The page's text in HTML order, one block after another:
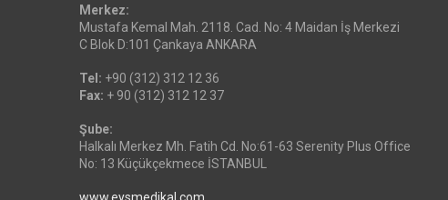
Merkez:
Mustafa Kemal Mah. 2118. Cad. No: 4 Maidan İş Merkezi
C Blok D:101 Çankaya ANKARA
Tel: +90 (312) 312 12 36
Fax: + 90 (312) 312 12 37
Şube:
Halkalı Merkez Mh. Fatih Cd. No:61-63 Serenity Plus Office
No: 13 Küçükçekmece İSTANBUL